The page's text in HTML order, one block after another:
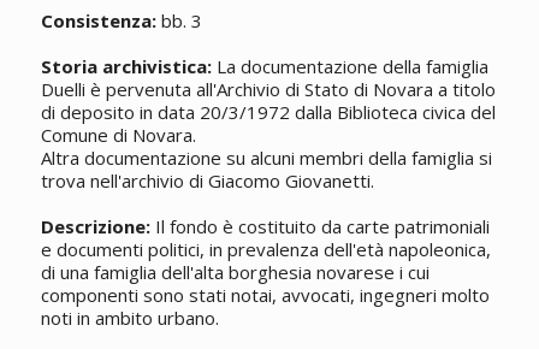
Consistenza:bb. 3
Storia archivistica:La documentazione della famiglia
Duelli è pervenuta all'Archivio di Stato di Novara a titolo
di deposito in data 20/3/1972 dalla Biblioteca civica del
Comune di Novara.
Altra documentazione su alcuni membri della famiglia si
trova nell'archivio di Giacomo Giovanetti.
Descrizione:Il fondo è costituito da carte patrimoniali
e documenti politici, in prevalenza dell'età napoleonica,
di una famiglia dell'alta borghesia novarese i cui
componenti sono stati notai, avvocati, ingegneri molto
noti in ambito urbano.